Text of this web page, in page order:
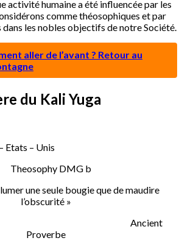
activité humaine a été influencée par les
comme théosophiques et par
dans les nobles objectifs de notre Société.
aller de l’avant ? Retour au
du Kali Yuga
Etats – Unis
une seule bougie que de maudire
l’obscurité »
Proverbe